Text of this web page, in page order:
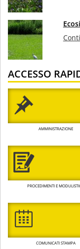
ACCESSO
AMMINISTRAZIONE
PROCEDIMENTI E
COMUNICATI STAMPA